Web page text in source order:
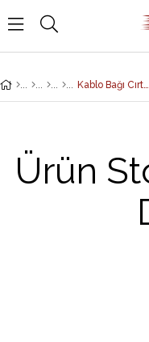
Kablo Bağı Cırt Cırtlı, 13 x 150 mm, Paket İçeriği: 100 adet, siyah renk